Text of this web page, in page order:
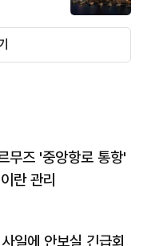
무즈 '중앙항로 통항'
란 관리
일에 안보실 긴급회